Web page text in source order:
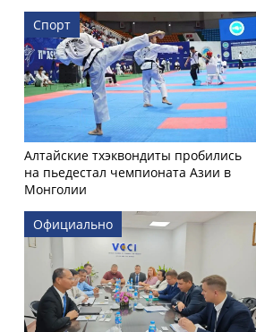
Спорт
Алтайские тхэквондиты пробились
на пьедестал чемпионата Азии в
Монголии
Официально